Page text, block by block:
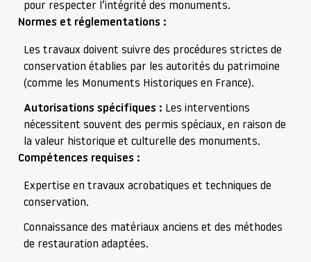
pour respecter l’intégrité des monuments.
Normes et réglementations :
Les travaux doivent suivre des procédures strictes de
conservation établies par les autorités du patrimoine
(comme les Monuments Historiques en France).
Autorisations spécifiques : Les interventions
nécessitent souvent des permis spéciaux, en raison de
la valeur historique et culturelle des monuments.
Compétences requises :
Expertise en travaux acrobatiques et techniques de
conservation.
Connaissance des matériaux anciens et des méthodes
de restauration adaptées.